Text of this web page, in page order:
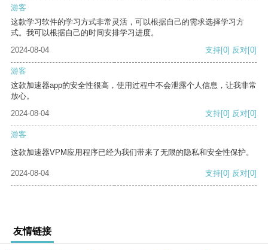
游客
这款学习软件的学习方式非常灵活，可以根据自己的需求选择学习方
式。我可以根据自己的时间安排学习进度。
2024-08-04
支持[0] 反对[0]
游客
这款加速器app的安全性很高，使用过程中不会泄露个人信息，让我非常
放心。
2024-08-04
支持[0] 反对[0]
游客
这款加速器VPM应用程序已经为我们带来了无限的隐私和安全性保护。
2024-08-04 支持[0] 反对[0]
友情链接